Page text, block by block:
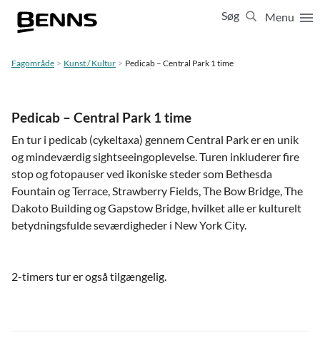
Menu
Søg
Fagområde Kunst / Kultur Pedicab – Central Park 1 time
Pedicab – Central Park 1 time
En tur i pedicab (cykeltaxa) gennem Central Park er en unik
og mindeværdig sightseeingoplevelse. Turen inkluderer fire
stop og fotopauser ved ikoniske steder som Bethesda
Fountain og Terrace, Strawberry Fields, The Bow Bridge, The
Dakoto Building og Gapstow Bridge, hvilket alle er kulturelt
betydningsfulde seværdigheder i New York City.
2-timers tur er også tilgængelig.
Luk
Firma- og temarejser